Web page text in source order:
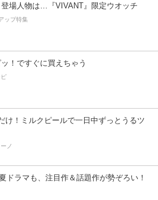
場人物は…『VIVANT』限定ウオッチ
ップ特集
！ですぐに買えちゃう
ピ
け！ミルクピールで一日中ずっとうるツ
ノ
ドラマも、注目作＆話題作が勢ぞろい！